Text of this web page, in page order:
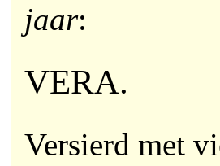
jaar:
VERA.
Versierd met